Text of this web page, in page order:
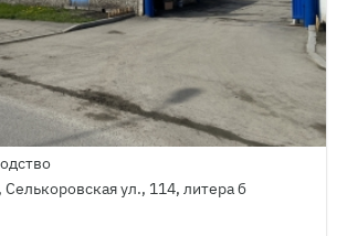
Селькоровская ул., 114, литера б